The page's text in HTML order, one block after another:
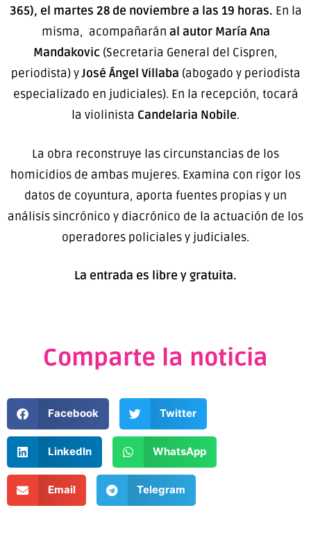
365), el martes 28 de noviembre a las 19 horas. En la
misma, acompañarán al autor María Ana
Mandakovic (Secretaria General del Cispren,
periodista) yJosé Ángel Villaba (abogado y periodista
especializado en judiciales). En la recepción, tocará
la violinista Candelaria Nobile.
La obra reconstruye las circunstancias de los
homicidios de ambas mujeres. Examina con rigor los
datos de coyuntura, aporta fuentes propias y un
análisis sincrónico y diacrónico de la actuación de los
operadores policiales y judiciales.
La entrada es libre y gratuita.
Comparte la noticia
Facebook Twitter
LinkedIn WhatsApp
Email Telegram